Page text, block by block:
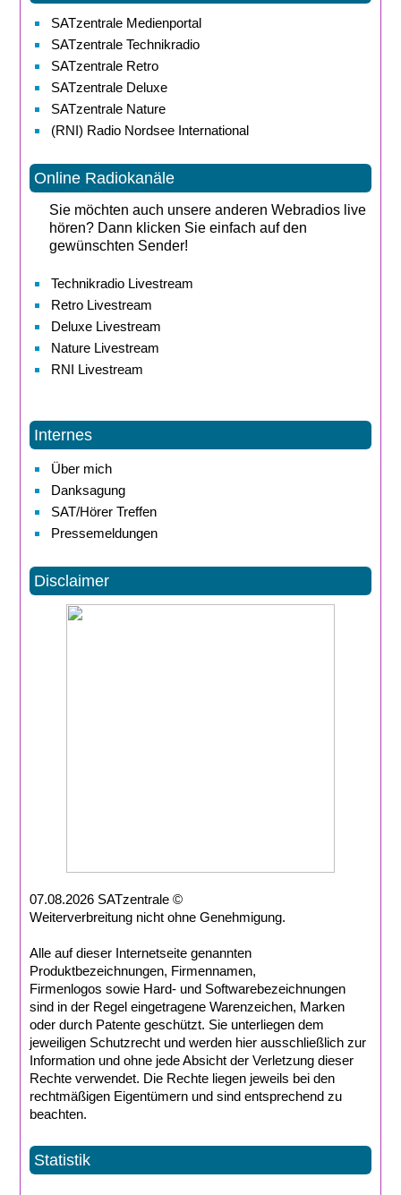
SATzentrale Medienportal
SATzentrale Technikradio
SATzentrale Retro
SATzentrale Deluxe
SATzentrale Nature
(RNI) Radio Nordsee International
Online Radiokanäle
Sie möchten auch unsere anderen Webradios live
hören? Dann klicken Sie einfach auf den
gewünschten Sender!
Technikradio Livestream
Retro Livestream
Deluxe Livestream
Nature Livestream
RNI Livestream
Internes
Über mich
Danksagung
SAT/Hörer Treffen
Pressemeldungen
Disclaimer
07.08.2026 SATzentrale ©
Weiterverbreitung nicht ohne Genehmigung.
Alle auf dieser Internetseite genannten
Produktbezeichnungen, Firmennamen,
Firmenlogos sowie Hard- und Softwarebezeichnungen
sind in der Regel eingetragene Warenzeichen, Marken
oder durch Patente geschützt. Sie unterliegen dem
jeweiligen Schutzrecht und werden hier ausschließlich zur
Information und ohne jede Absicht der Verletzung dieser
Rechte verwendet. Die Rechte liegen jeweils bei den
rechtmäßigen Eigentümern und sind entsprechend zu
beachten.
Statistik